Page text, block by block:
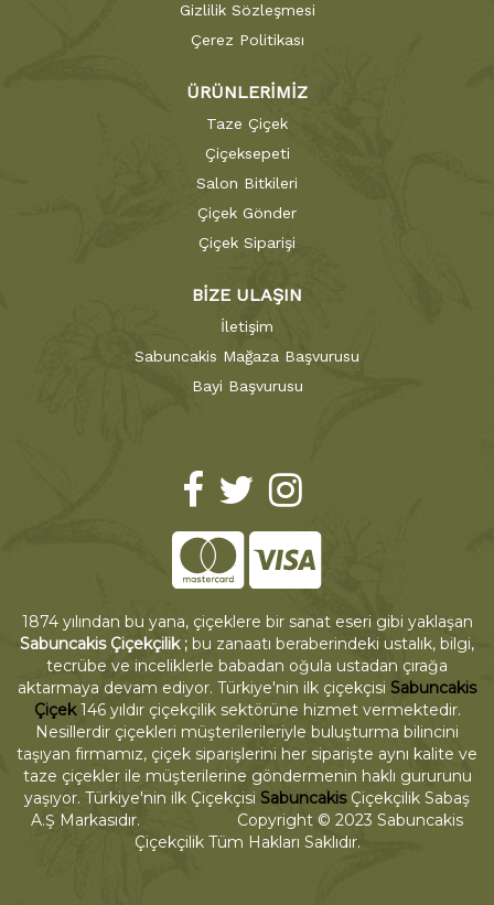
Gizlilik Sözleşmesi
Çerez Politikası
ÜRÜNLERİMİZ
Taze Çiçek
Çiçeksepeti
Salon Bitkileri
Çiçek Gönder
Çiçek Siparişi
BİZE ULAŞIN
İletişim
Sabuncakis Mağaza Başvurusu
Bayi Başvurusu
1874 yılından bu yana, çiçeklere bir sanat eseri gibi yaklaşan
Sabuncakis Çiçekçilik ; bu zanaatı beraberindeki ustalık, bilgi,
tecrübe ve inceliklerle babadan oğula ustadan çırağa
aktarmaya devam ediyor. Türkiye'nin ilk çiçekçisi Sabuncakis
Çiçek146 yıldır çiçekçilik sektörüne hizmet vermektedir.
Nesillerdir çiçekleri müşterilerileriyle buluşturma bilincini
taşıyan firmamız, çiçek siparişlerini her siparişte aynı kalite ve
taze çiçekler ile müşterilerine göndermenin haklı gururunu
yaşıyor. Türkiye'nin ilk Çiçekçisi SabuncakisÇiçekçilik Sabaş
A.Ş Markasıdır. Copyright © 2023 Sabuncakis
Çiçekçilik Tüm Hakları Saklıdır.